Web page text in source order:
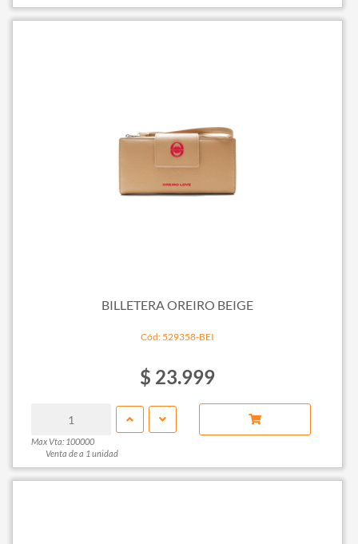
BILLETERA OREIRO BEIGE
Cód: 529358-BEI
$ 23.999
Max Vta: 100000
Venta de a 1 unidad